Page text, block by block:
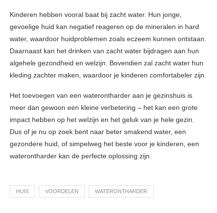
Kinderen hebben vooral baat bij zacht water. Hun jonge,
gevoelige huid kan negatief reageren op de mineralen in hard
water, waardoor huidproblemen zoals eczeem kunnen ontstaan.
Daarnaast kan het drinken van zacht water bijdragen aan hun
algehele gezondheid en welzijn. Bovendien zal zacht water hun
kleding zachter maken, waardoor je kinderen comfortabeler zijn.
Het toevoegen van een waterontharder aan je gezinshuis is
meer dan gewoon een kleine verbetering – het kan een grote
impact hebben op het welzijn en het geluk van je hele gezin.
Dus of je nu op zoek bent naar beter smakend water, een
gezondere huid, of simpelweg het beste voor je kinderen, een
waterontharder kan de perfecte oplossing zijn.
HUIS VOORDELEN WATERONTHARDER